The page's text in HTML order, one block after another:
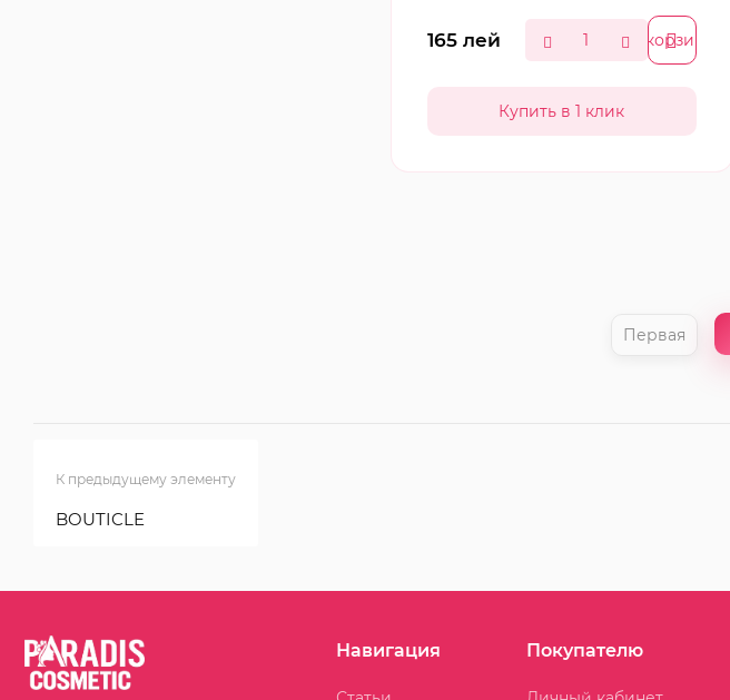
165 лей В корзину
Первая
К предыдущему элементу
BOUTICLE
Навигация Покупателю